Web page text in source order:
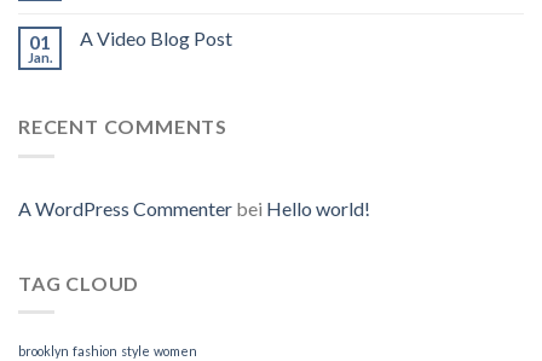
01
Jan.
A Video Blog Post
RECENT COMMENTS
A WordPress Commenter bei Hello world!
TAG CLOUD
brooklyn fashion style women